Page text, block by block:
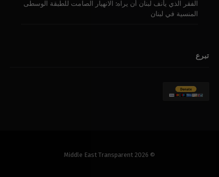
الفقر الذي يأنف لبنان أن يراه: الانهيار الصامت للطبقة الوسطى
المنسية في لبنان
تبرع
© 2026 Middle East Transparent